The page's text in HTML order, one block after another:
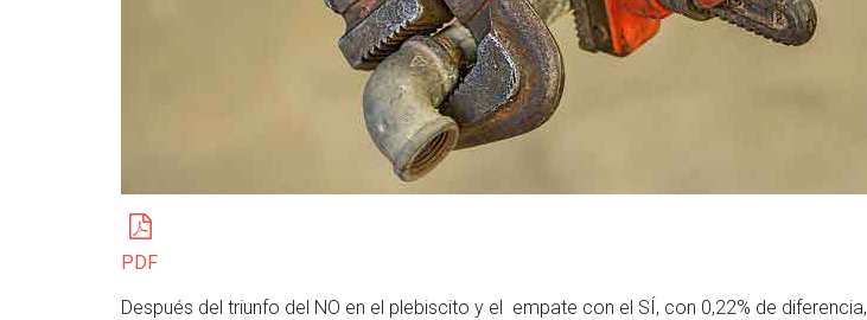
PDF
Después del triunfo del NO en el plebiscito y el empate con el SÍ, con 0,22% de